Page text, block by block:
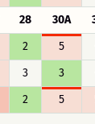
28 30A
2 5
3 3
2 5